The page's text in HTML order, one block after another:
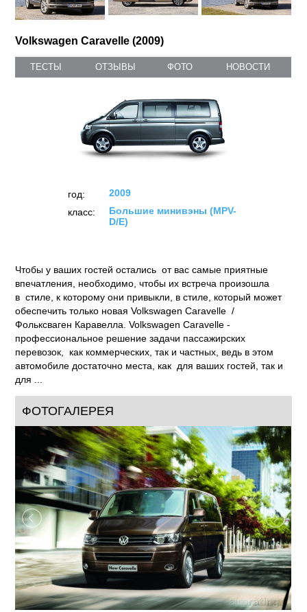
Volkswagen Caravelle (2009)
ТЕСТЫ ОТЗЫВЫ ФОТО НОВОСТИ
год:
2009
класс:
Большие минивэны (MPV-
D/E)
Чтобы у ваших гостей остались от вас самые приятные
впечатления, необходимо, чтобы их встреча произошла
в стиле, к которому они привыкли, в стиле, который может
обеспечить только новая Volkswagen Caravelle /
Фольксваген Каравелла. Volkswagen Caravelle -
профессиональное решение задачи пассажирских
перевозок, как коммерческих, так и частных, ведь в этом
автомобиле достаточно места, как для ваших гостей, так и
для ...
ФОТОГАЛЕРЕЯ